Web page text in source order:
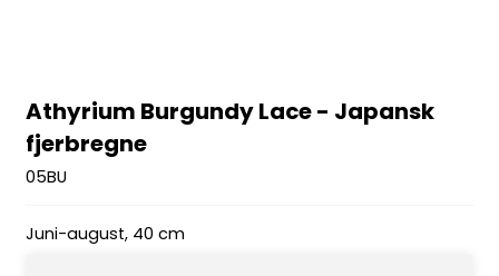
Athyrium Burgundy Lace - Japansk
fjerbregne
05BU
Juni-august, 40 cm